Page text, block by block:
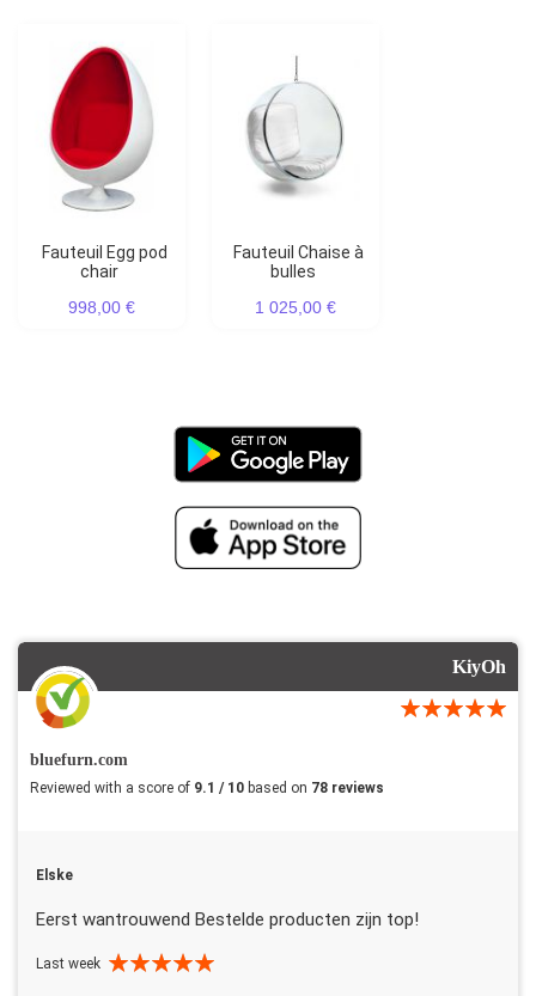
Fauteuil Egg pod
chair
998,00 €
Fauteuil Chaise à
bulles
1 025,00 €
KiyOh
bluefurn.com
Reviewed with a score of 9.1 / 10 based on 78 reviews
Elske
Eerst wantrouwend Bestelde producten zijn top!
Last week